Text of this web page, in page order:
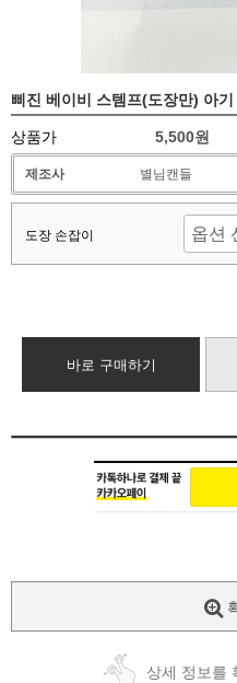
삐진 베이비 스템프(도장만) 아
상품가 5,500원
제조사 별님캔들
도장 손잡이
바로 구매하기
상세 정보를